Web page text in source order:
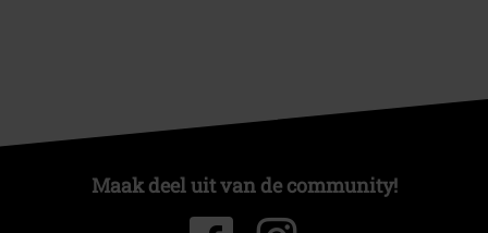
Maak deel uit van de community!